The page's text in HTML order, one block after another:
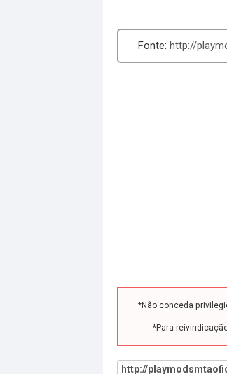
http://
*Não conceda
*Para
http://